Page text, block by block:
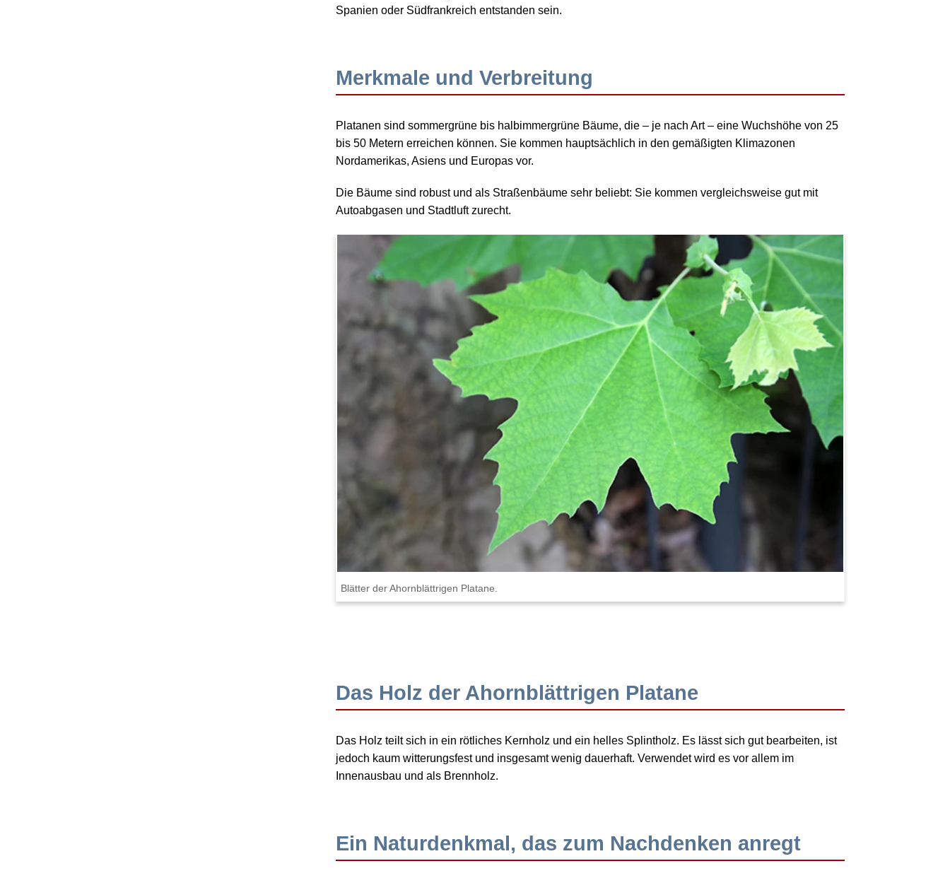
Spanien oder Südfrankreich entstanden sein.
Merkmale und Verbreitung
Platanen sind sommergrüne bis halbimmergrüne Bäume, die – je nach Art – eine Wuchshöhe von 25
bis 50 Metern erreichen können. Sie kommen hauptsächlich in den gemäßigten Klimazonen
Nordamerikas, Asiens und Europas vor.
Die Bäume sind robust und als Straßenbäume sehr beliebt: Sie kommen vergleichsweise gut mit
Autoabgasen und Stadtluft zurecht.
Blätter der Ahornblättrigen Platane.
Das Holz der Ahornblättrigen Platane
Das Holz teilt sich in ein rötliches Kernholz und ein helles Splintholz. Es lässt sich gut bearbeiten, ist
jedoch kaum witterungsfestund insgesamt wenig dauerhaft. Verwendet wird es vor allem im
Innenausbau und als Brennholz.
Ein Naturdenkmal, das zum Nachdenken anregt